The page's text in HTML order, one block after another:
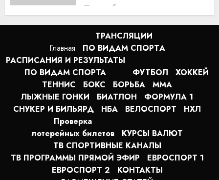
По соображениям совести
(2016) / Hacksaw Ridge
Главная
ТРАНСЛЯЦИИ
ПО ВИДАМ СПОРТA
РАСПИСАНИЯ И РЕЗУЛЬТАТЫ
ПО ВИДАМ СПОРТА
ФУТБОЛ
ХОККЕЙ
ТЕННИС
БОКС БОРЬБА
MMA
ЛЫЖНЫЕ ГОНКИ
БИАТЛОН
ФОРМУЛА 1
СНУКЕР И БИЛЬЯРД
НБА ВЕЛОСПОРТ
НХЛ
Проверка
лотерейных билетов
КУРСЫ ВАЛЮТ
ТВ СПОРТИВНЫЕ КАНАЛЫ
ТВ ПРОГРАММЫ ПРЯМОЙ ЭФИР
ЕВРОСПОРТ 1
ЕВРОСПОРТ 2
КОНТАКТЫ